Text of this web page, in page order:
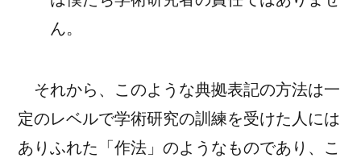
ん。
それから、このような典拠表記の方法は一
定のレベルで学術研究の訓練を受けた人には
ありふれた「作法」のようなものであり、こ